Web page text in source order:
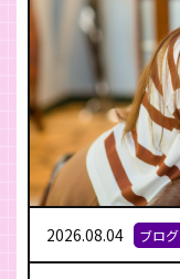
2026.08.04 ブログ